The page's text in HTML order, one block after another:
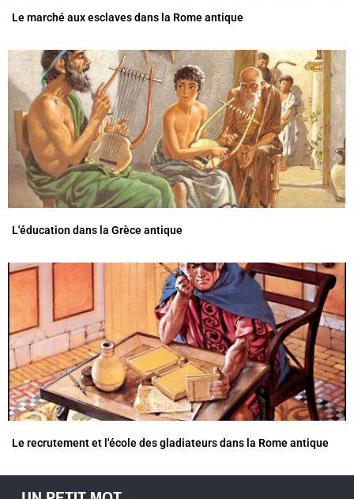
Le marché aux esclaves dans la Rome antique
L'éducation dans la Grèce antique
Le recrutement et l'école des gladiateurs dans la Rome antique